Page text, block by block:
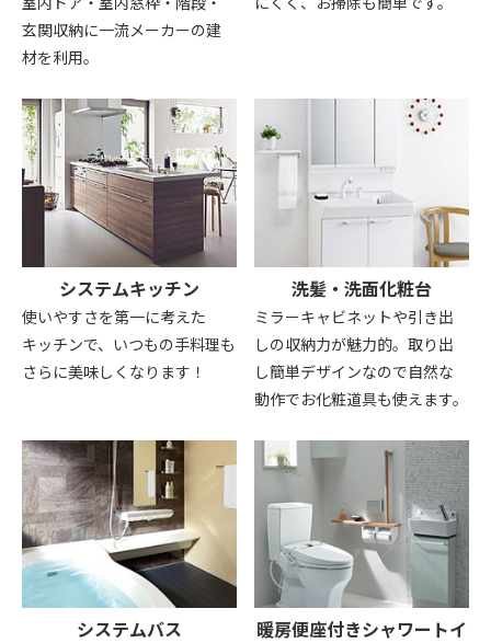
玄関収納に一流メーカーの建
材を利用。
システムキッチン
使いやすさを第一に考えた
キッチンで、いつもの手料理も
さらに美味しくなります！
洗髪・洗面化粧台
ミラーキャビネットや引き出
しの収納力が魅力的。取り出
し簡単デザインなので自然な
動作でお化粧道具も使えます。
システムバス
暖房便座付きシャワートイ